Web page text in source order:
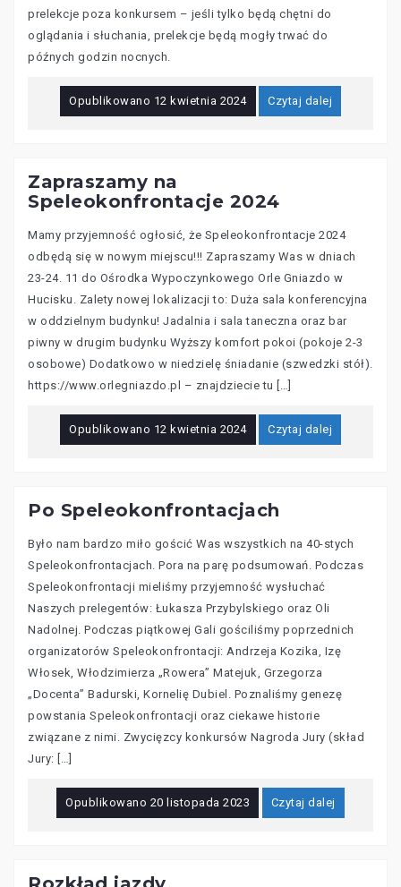
prelekcje poza konkursem – jeśli tylko będą chętni do
oglądania i słuchania, prelekcje będą mogły trwać do
późnych godzin nocnych.
Opublikowano 12 kwietnia 2024 Czytaj dalej
Zapraszamy na
Speleokonfrontacje 2024
Mamy przyjemność ogłosić, że Speleokonfrontacje 2024
odbędą się w nowym miejscu!!! Zapraszamy Was w dniach
23-24. 11 do Ośrodka Wypoczynkowego Orle Gniazdo w
Hucisku. Zalety nowej lokalizacji to: Duża sala konferencyjna
w oddzielnym budynku! Jadalnia i sala taneczna oraz bar
piwny w drugim budynku Wyższy komfort pokoi (pokoje 2-3
osobowe) Dodatkowo w niedzielę śniadanie (szwedzki stół).
https://www.orlegniazdo.pl – znajdziecie tu […]
Opublikowano 12 kwietnia 2024 Czytaj dalej
Po Speleokonfrontacjach
Było nam bardzo miło gościć Was wszystkich na 40-stych
Speleokonfrontacjach. Pora na parę podsumowań. Podczas
Speleokonfrontacji mieliśmy przyjemność wysłuchać
Naszych prelegentów: Łukasza Przybylskiego oraz Oli
Nadolnej. Podczas piątkowej Gali gościliśmy poprzednich
organizatorów Speleokonfrontacji: Andrzeja Kozika, Izę
Włosek, Włodzimierza „Rowera” Matejuk, Grzegorza
„Docenta” Badurski, Kornelię Dubiel. Poznaliśmy genezę
powstania Speleokonfrontacji oraz ciekawe historie
związane z nimi. Zwycięzcy konkursów Nagroda Jury (skład
Jury: […]
Opublikowano 20 listopada 2023 Czytaj dalej